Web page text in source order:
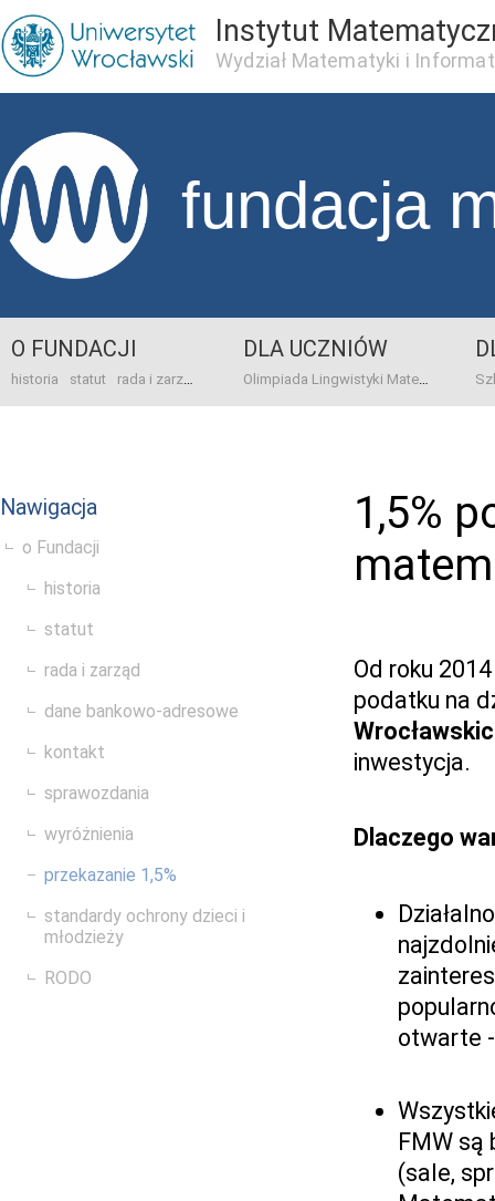
Instytut
Wydział Matematyki i
fundacja
O FUNDACJI
historia statut rada i zarząd dane bankowo-adresowe kontakt
DLA UCZNIÓW
Olimpiada Lingwistyki Matematycznej
Nawigacja
o Fundacji
historia
statut
rada i zarząd
dane bankowo-adresowe
kontakt
sprawozdania
wyróżnienia
przekazanie 1,5%
standardy ochrony dzieci i
młodzieży
RODO
1,5%
Od roku
podatku na
inwestycja.
Dlaczego
otwarte
FMW
(sale,